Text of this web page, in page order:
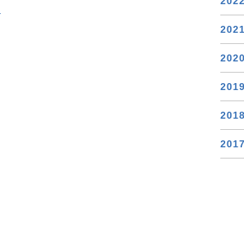
2021
2020
2019
2018
2017